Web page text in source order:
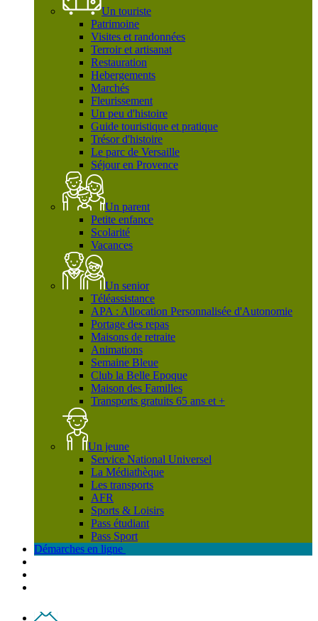
Un touriste
Patrimoine
Visites et randonnées
Terroir et artisanat
Restauration
Hebergements
Marchés
Fleurissement
Un peu d'histoire
Guide touristique et pratique
Trésor d'histoire
Le parc de Versaille
Séjour en Provence
Un parent
Petite enfance
Scolarité
Vacances
Un senior
Téléassistance
APA : Allocation Personnalisée d'Autonomie
Portage des repas
Maisons de retraite
Animations
Semaine Bleue
Club la Belle Epoque
Maison des Familles
Transports gratuits 65 ans et +
Un jeune
Service National Universel
La Médiathèque
Les transports
AFR
Sports & Loisirs
Pass étudiant
Pass Sport
Démarches en ligne
Contact